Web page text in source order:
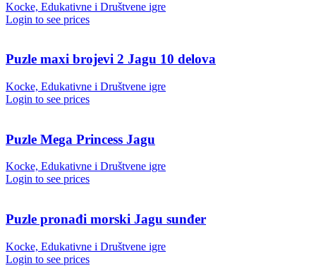
Kocke, Edukativne i Društvene igre
Login to see prices
Puzle maxi brojevi 2 Jagu 10 delova
Kocke, Edukativne i Društvene igre
Login to see prices
Puzle Mega Princess Jagu
Kocke, Edukativne i Društvene igre
Login to see prices
Puzle pronađi morski Jagu sunđer
Kocke, Edukativne i Društvene igre
Login to see prices